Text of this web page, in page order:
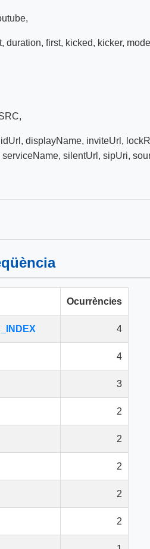
,
, duration, first, kicked, kicker,
,
, displayName, inviteUrl ,
serviceName, silentUrl , sipUri,
Ocurrències
4
4
3
2
2
2
2
2